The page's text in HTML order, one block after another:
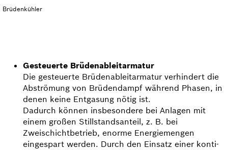
Brüdenkühler
Gesteuerte Brüdenableitarmatur
Die gesteuerte Brüdenableitarmatur verhindert die
Abströmung von Brüdendampf während Phasen, in
denen keine Entgasung nötig ist.
Dadurch können insbesondere bei Anlagen mit
einem großen Stillstandsanteil, z. B. bei
Zweischicht­betrieb, enorme Energiemengen
eingespart werden. Durch den Einsatz einer konti­